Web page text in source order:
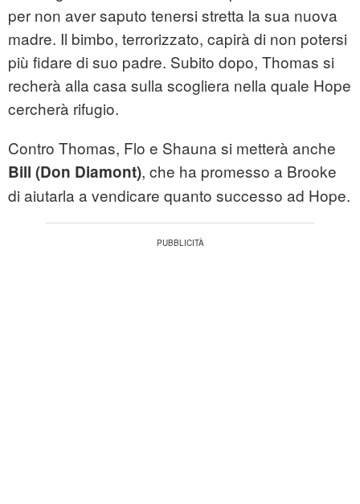
per non aver saputo tenersi stretta la sua nuova
madre. Il bimbo, terrorizzato, capirà di non potersi
più fidare di suo padre. Subito dopo, Thomas si
recherà alla casa sulla scogliera nella quale Hope
cercherà rifugio.
Contro Thomas, Flo e Shauna si metterà anche
Bill (Don Diamont), che ha promesso a Brooke
di aiutarla a vendicare quanto successo ad Hope.